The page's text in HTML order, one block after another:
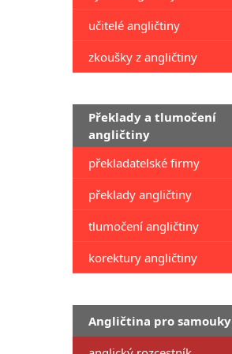
učitelé angličtiny
zkoušky z angličtiny
Překlady a tlumočení
angličtiny
překladatelské firmy
překlady angličtiny
tlumočení angličtiny
korektury angličtiny
Angličtina pro samouky